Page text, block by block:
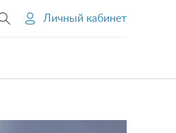
Личный кабинет